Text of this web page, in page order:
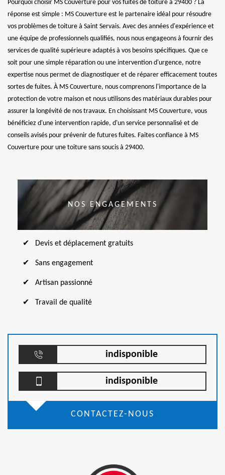
Pourquoi choisir MS Couverture pour vos fuites de toiture à 29400 ? La
réponse est simple : MS Couverture est le partenaire idéal pour résoudre
vos problèmes de toiture à Saint Servais. Avec des années d'expérience et
une équipe de professionnels qualifiés, nous nous engageons à fournir des
services de qualité supérieure adaptés à vos besoins spécifiques. Que ce
soit pour une simple réparation ou une intervention d'urgence, notre
expertise nous permet de diagnostiquer et de réparer efficacement toutes
sortes de fuites. À MS Couverture, nous comprenons l'importance de la
protection de votre maison et nous utilisons des matériaux durables pour
assurer la longévité de nos travaux. En choisissant MS Couverture, vous
bénéficiez d'une intervention rapide, d'un service personnalisé et de
conseils avisés pour prévenir de futures fuites. Faites confiance à MS
Couverture pour une toiture sans soucis à 29400.
NOS ENGAGEMENTS
Devis et déplacement gratuits
Sans engagement
Artisan passionné
Travail de qualité
indisponible
indisponible
CONTACTEZ-NOUS